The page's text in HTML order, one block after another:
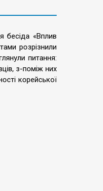
бесіда «Вплив
розрізнили
питання:
з-поміж них
корейської